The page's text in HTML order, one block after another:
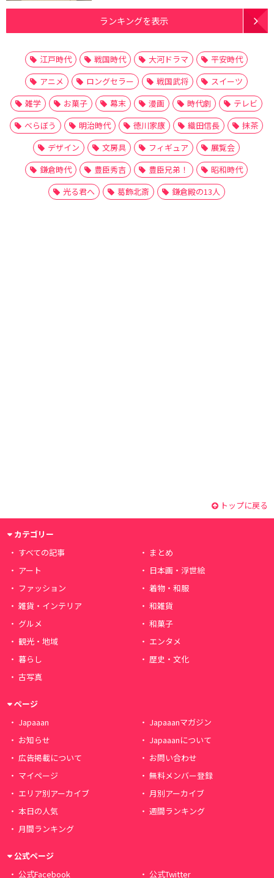
ランキングを表示
江戸時代 戦国時代 大河ドラマ
平安時代
アニメ
ロングセラー 戦国武将
スイーツ
雑学
お菓子 幕末 漫画 時代劇
テレビ
べらぼう
明治時代 徳川家康 織田信長
抹茶
デザイン
文房具 フィギュア
展覧会
鎌倉時代
豊臣秀吉 豊臣兄弟！
昭和時代
光る君へ
葛飾北斎 鎌倉殿の13人
トップに戻る
カテゴリー
すべての記事
まとめ
アート
日本画・浮世絵
ファッション
着物・和服
雑貨・インテリア
和雑貨
グルメ
和菓子
観光・地域
エンタメ
暮らし
歴史・文化
古写真
ページ
Japaaan
Japaaanマガジン
お知らせ
Japaaanについて
広告掲載について
お問い合わせ
マイページ
無料メンバー登録
エリア別アーカイブ
月別アーカイブ
本日の人気
週間ランキング
月間ランキング
公式ページ
公式Facebook
公式Twitter